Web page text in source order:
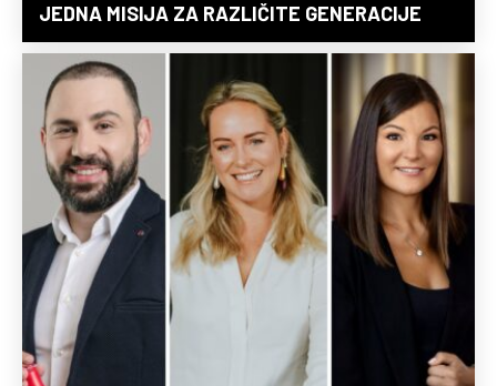
JEDNA MISIJA ZA RAZLIČITE GENERACIJE